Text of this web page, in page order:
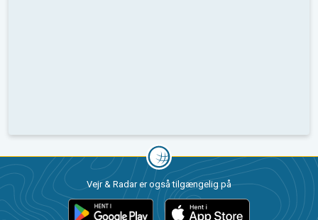
Vejr & Radar er også tilgængelig på